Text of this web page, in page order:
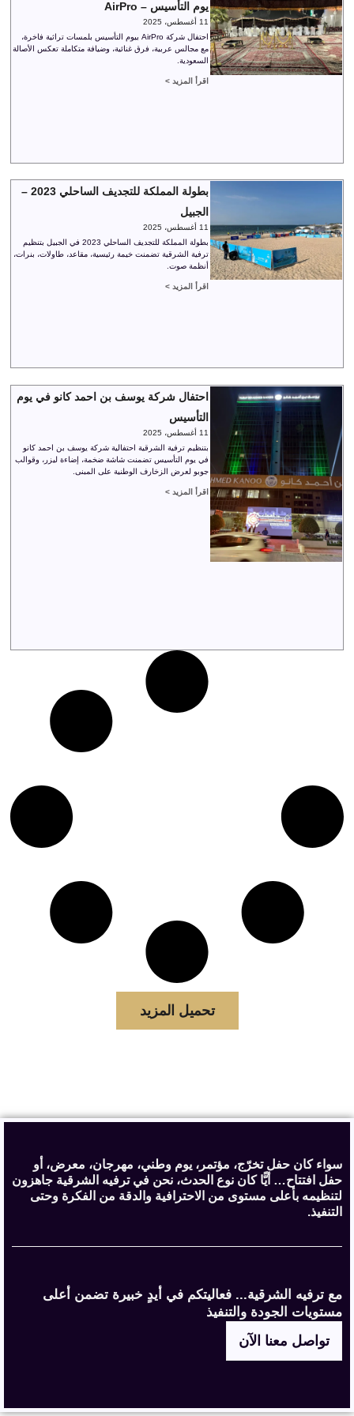
يوم التأسيس – AirPro
11 أغسطس، 2025
احتفال شركة AirPro بيوم التأسيس بلمسات تراثية فاخرة،
مع مجالس عربية، فرق غنائية، وضيافة متكاملة تعكس الأصالة
السعودية.
اقرأ المزيد >
بطولة المملكة للتجديف الساحلي 2023 –
الجبيل
11 أغسطس، 2025
بطولة المملكة للتجديف الساحلي 2023 في الجبيل بتنظيم
ترفية الشرقية تضمنت خيمة رئيسية، مقاعد، طاولات، بنرات،
أنظمة صوت.
اقرأ المزيد >
احتفال شركة يوسف بن احمد كانو في يوم
التأسيس
11 أغسطس، 2025
بتنظيم ترفية الشرقية احتفالية شركة يوسف بن احمد كانو
في يوم التأسيس تضمنت شاشة ضخمة، إضاءة ليزر، وقوالب
جوبو لعرض الزخارف الوطنية على المبنى.
اقرأ المزيد >
تحميل المزيد
سواء كان حفل تخرّج، مؤتمر، يوم وطني، مهرجان، معرض، أو
حفل افتتاح… أيًّا كان نوع الحدث، نحن في ترفيه الشرقية جاهزون
لتنظيمه بأعلى مستوى من الاحترافية والدقة من الفكرة وحتى
التنفيذ.
مع ترفيه الشرقية... فعاليتكم في أيدٍ خبيرة تضمن أعلى
مستويات الجودة والتنفيذ
تواصل معنا الآن